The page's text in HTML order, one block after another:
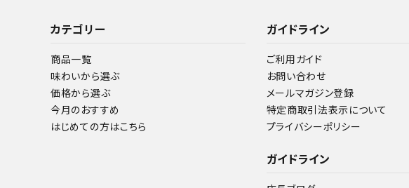
カテゴリー
商品一覧
味わいから選ぶ
価格から選ぶ
今月のおすすめ
はじめての方はこちら
ガイドライン
ご利用ガイド
お問い合わせ
メールマガジン登録
特定商取引法表示について
プライバシーポリシー
ガイドライン